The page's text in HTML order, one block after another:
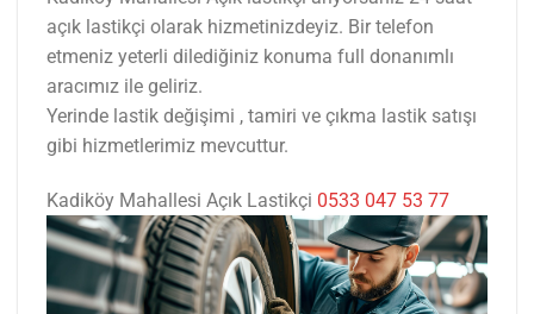
açık lastikçi olarak hizmetinizdeyiz. Bir telefon
etmeniz yeterli dilediğiniz konuma full donanımlı
aracımız ile geliriz.
Yerinde lastik değişimi , tamiri ve çıkma lastik satışı
gibi hizmetlerimiz mevcuttur.
Kadiköy Mahallesi Açık Lastikçi 0533 047 53 77